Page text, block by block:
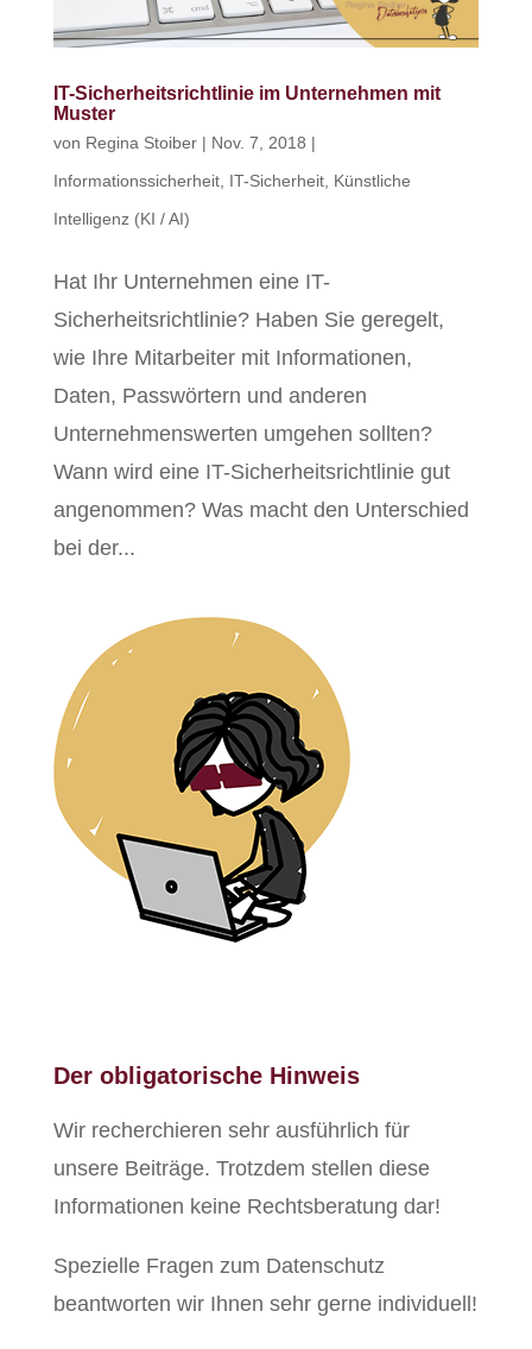
IT-Sicherheitsrichtlinie im Unternehmen mit
Muster
von Regina Stoiber| Nov. 7, 2018 |
Informationssicherheit, IT-Sicherheit, Künstliche
Intelligenz (KI / AI)
Hat Ihr Unternehmen eine IT-
Sicherheitsrichtlinie? Haben Sie geregelt,
wie Ihre Mitarbeiter mit Informationen,
Daten, Passwörtern und anderen
Unternehmenswerten umgehen sollten?
Wann wird eine IT-Sicherheitsrichtlinie gut
angenommen? Was macht den Unterschied
bei der...
Der obligatorische Hinweis
Wir recherchieren sehr ausführlich für
unsere Beiträge. Trotzdem stellen diese
Informationen keine Rechtsberatung dar!
Spezielle Fragen zum Datenschutz
beantworten wir Ihnen sehr gerne individuell!